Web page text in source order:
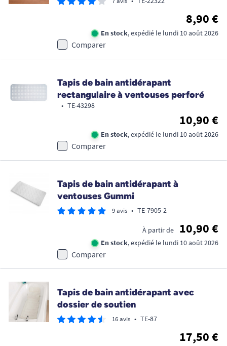
8,90 €
En stock, expédié le lundi 10 août 2026
Comparer
Tapis de bain antidérapant
rectangulaire à ventouses perforé
• TE-43298
10,90 €
En stock, expédié le lundi 10 août 2026
Comparer
Tapis de bain antidérapant à
ventouses Gummi
9 avis • TE-7905-2
À partir de 10,90 €
En stock, expédié le lundi 10 août 2026
Comparer
Tapis de bain antidérapant avec
dossier de soutien
16 avis • TE-87
17,50 €